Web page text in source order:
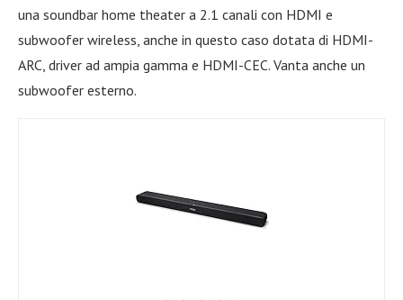
una soundbar home theater a 2.1 canali con HDMI e
subwoofer wireless, anche in questo caso dotata di HDMI-
ARC, driver ad ampia gamma e HDMI-CEC. Vanta anche un
subwoofer esterno.